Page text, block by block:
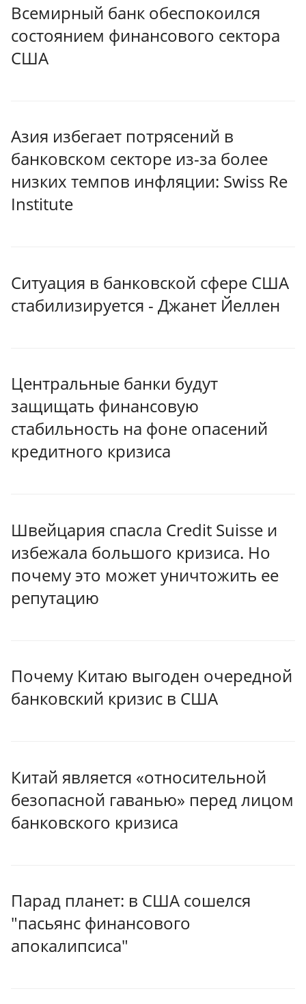
Всемирный банк обеспокоился
состоянием финансового сектора
США
Азия избегает потрясений в
банковском секторе из-за более
низких темпов инфляции: Swiss Re
Institute
Ситуация в банковской сфере США
стабилизируется - Джанет Йеллен
Центральные банки будут
защищать финансовую
стабильность на фоне опасений
кредитного кризиса
Швейцария спасла Credit Suisse и
избежала большого кризиса. Но
почему это может уничтожить ее
репутацию
Почему Китаю выгоден очередной
банковский кризис в США
Китай является «относительной
безопасной гаванью» перед лицом
банковского кризиса
Парад планет: в США сошелся
"пасьянс финансового
апокалипсиса"